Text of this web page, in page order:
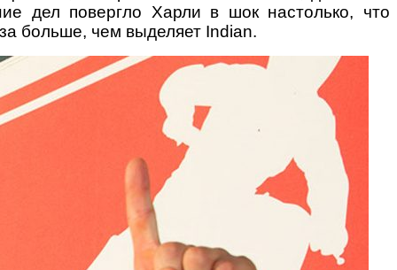
дел повергло Харли в шок настолько, что
больше, чем выделяет Indian.